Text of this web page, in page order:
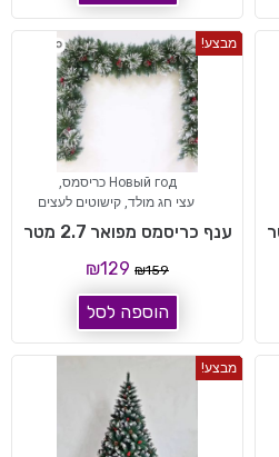
מבצע!
Новый год כריסמס
,
עצי חג מולד, קישוטים לעצים
ענף כריסמס מפואר 2.7 מטר
₪159
₪129
הוספה לסל
מבצע!